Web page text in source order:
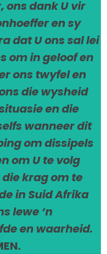
ons dank U vir
en sy
dat U ons sal lei
om in geloof en
ons twyfel en
die wysheid
en die
wanneer dit
om dissipels
om U te volg
krag om te
in Suid Afrika
lewe ‘n
en waarheid.